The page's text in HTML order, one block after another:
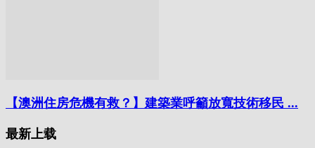
【澳洲住房危機有救？】建築業呼籲放寬技術移民 ...
最新上载